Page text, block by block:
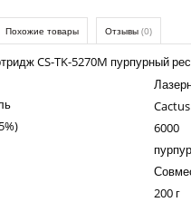
Похожие товары Отзывы (0)
CS-TK-5270M пурпурный
Cactus
6000
200 г